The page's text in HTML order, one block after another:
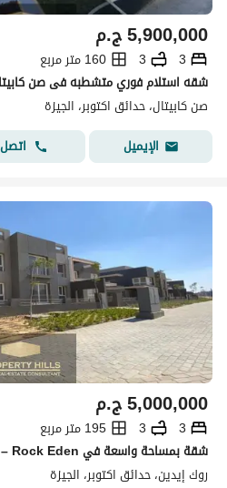
ج.م5,900,000
3
3
160 متر مربع
صن كابيتال، حدائق اكتوبر، الجيزة
الإيميل
اتصل
ج.م5,000,000
3
3
195 متر مربع
روك إيدين، حدائق اكتوبر، الجيزة